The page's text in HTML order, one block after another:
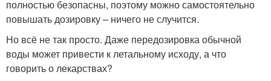
полностью безопасны, поэтому можно самостоятельно
повышать дозировку – ничего не случится.
Но всё не так просто. Даже передозировка обычной
воды может привести к летальному исходу, а что
говорить о лекарствах?